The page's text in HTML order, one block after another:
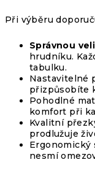
Při výběru
Správnou
hrudníku.
tabulku.
Nastavitelné
přizpůsobíte
Pohodlné
komfort při
Kvalitní
prodlužuje
Ergonomický
nesmí